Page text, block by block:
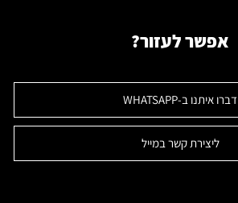
אפשר לעזור?
דברו איתנו ב-WHATSAPP
ליצירת קשר במייל